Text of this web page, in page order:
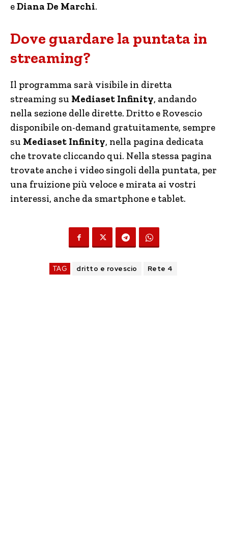
eDiana De Marchi.
Dove guardare la puntata in
streaming?
Il programma sarà visibile in diretta
streaming su Mediaset Infinity, andando
nella sezione delle dirette. Dritto e Rovescio
disponibile on-demand gratuitamente, sempre
su Mediaset Infinity, nella pagina dedicata
che trovate cliccando qui. Nella stessa pagina
trovate anche i video singoli della puntata, per
una fruizione più veloce e mirata ai vostri
interessi, anche da smartphone e tablet.
TAG dritto e rovescio Rete 4